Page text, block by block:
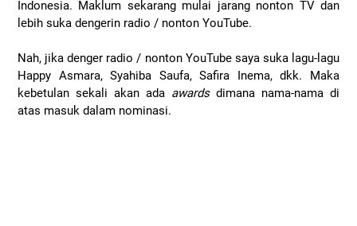
Indonesia. Maklum sekarang mulai jarang nonton TV dan
lebih suka dengerin radio / nonton YouTube.
Nah, jika denger radio / nonton YouTube saya suka lagu-lagu
Happy Asmara, Syahiba Saufa, Safira Inema, dkk. Maka
kebetulan sekali akan ada awardsdimana nama-nama di
atas masuk dalam nominasi.